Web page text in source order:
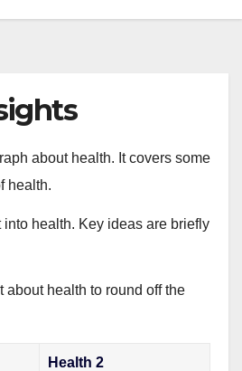
about health. It covers some
health.
health. Key ideas are briefly
about health to round off the
Health 2